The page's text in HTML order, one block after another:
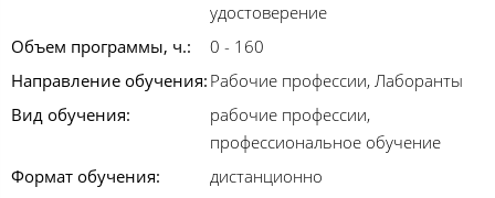
удостоверение
Объем программы, ч.:
0 - 160
Направление обучения: Рабочие профессии, Лаборанты
Вид обучения:
рабочие профессии,
профессиональное обучение
Формат обучения:
дистанционно